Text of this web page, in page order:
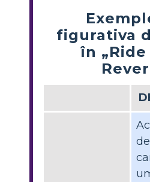
figurativa
în „Ride
de